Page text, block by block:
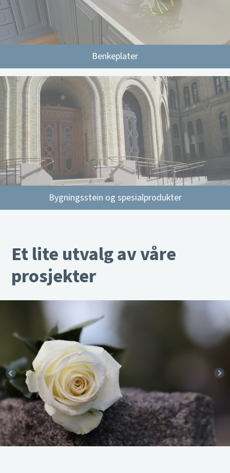
Benkeplater
Bygningsstein og spesialprodukter
Et lite utvalg av våre
prosjekter